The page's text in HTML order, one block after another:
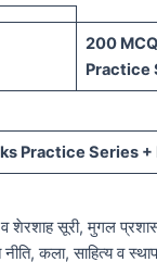
200
Practice
Practice Series +
सूरी, मुगल
नीति, कला, साहित्य व